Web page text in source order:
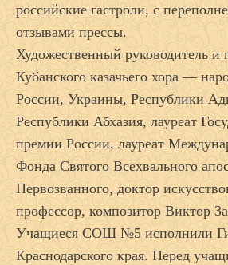
российские гастроли, с
отзывами прессы.
Художественный руководитель и
Кубанского казачьего хора —
России, Украины, Республики
Республики Абхазия, лауреат
премии России, лауреат
Фонда Святого Всехвального
Первозванного, доктор
профессор, композитор Виктор
Учащиеся СОШ №5 исполнили
Краснодарского края. Перед